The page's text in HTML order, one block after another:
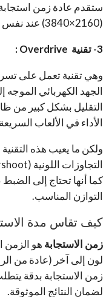
(3840×2160) عند نفس معدل التحديث.
3- تقنية Overdrive :
وهي تقنية تعمل على
الجهد الكهربائي الموجه
الأداء في الألعاب
ولكن ما يعيب هذه
كما أنها تحتاج إلى
التوازن المناسب.
كيف تقاس مدة
زمن الاستجابة هو الزمن
زمن الاستجابة بدقة
لضمان النتائج الموثوقة.